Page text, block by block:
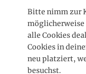
Bitte nimm zur
alle Cookies
Cookies in
neu platziert,
besuchst.